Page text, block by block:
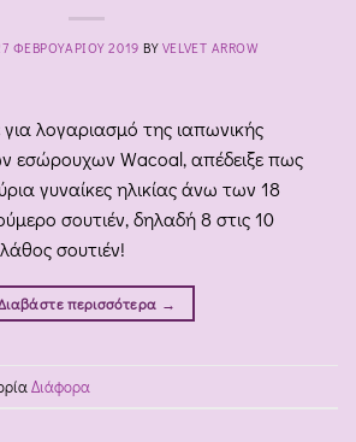
ΦΕΒΡΟΥΑΡΊΟΥ 2019 BY VELVET ARROW
για λογαριασμό της ιαπωνικής
εσώρουχων Wacoal, απέδειξε πως
γυναίκες ηλικίας άνω των 18
σουτιέν, δηλαδή 8 στις 10
σουτιέν!
περισσότερα →
Διάφορα